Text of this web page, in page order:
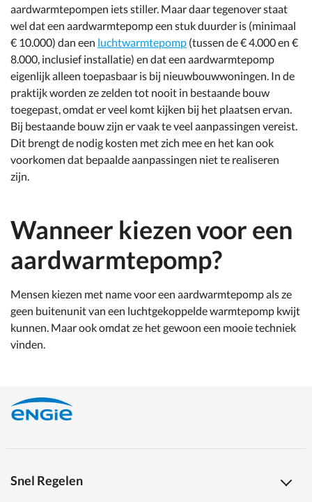
aardwarmtepompen iets stiller. Maar daar tegenover staat
wel dat een aardwarmtepomp een stuk duurder is (minimaal
€ 10.000) dan een luchtwarmtepomp (tussen de € 4.000 en €
8.000, inclusief installatie) en dat een aardwarmtepomp
eigenlijk alleen toepasbaar is bij nieuwbouwwoningen. In de
praktijk worden ze zelden tot nooit in bestaande bouw
toegepast, omdat er veel komt kijken bij het plaatsen ervan.
Bij bestaande bouw zijn er vaak te veel aanpassingen vereist.
Dit brengt de nodig kosten met zich mee en het kan ook
voorkomen dat bepaalde aanpassingen niet te realiseren
zijn.
Wanneer kiezen voor een
aardwarmtepomp?
Mensen kiezen met name voor een aardwarmtepomp als ze
geen buitenunit van een luchtgekoppelde warmtepomp kwijt
kunnen. Maar ook omdat ze het gewoon een mooie techniek
vinden.
Snel Regelen